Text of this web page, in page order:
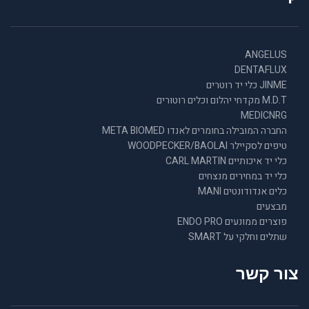
ANGELUS
DENTAFLUX
JINME כלי יד רוטרים
M.D.T מקדחי יהלום וכלים רוטורים
MEDICNRG
החברה המובילה בחומרים לאנדו META BIOMED
טיפים לסקיילר WOODPECKER/BAOLAI
כלי יד איכותיים CARL MARTIN
כלי יד במחירים מנצחים
כלים אנדודונטים MANI
מבצעים
פוצרים ממונעים ENDO PRO
שתלים וחלקי על SMART
צור קשר